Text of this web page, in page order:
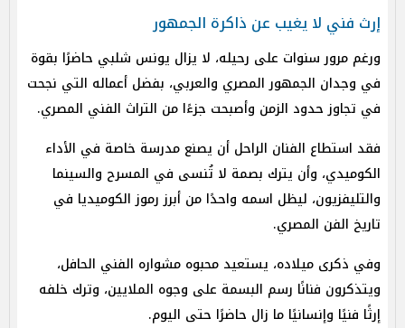
إرث فني لا يغيب عن ذاكرة الجمهور
ورغم مرور سنوات على رحيله، لا يزال يونس شلبي حاضرًا بقوة
في وجدان الجمهور المصري والعربي، بفضل أعماله التي نجحت
في تجاوز حدود الزمن وأصبحت جزءًا من التراث الفني المصري.
فقد استطاع الفنان الراحل أن يصنع مدرسة خاصة في الأداء
الكوميدي، وأن يترك بصمة لا تُنسى في المسرح والسينما
والتليفزيون، ليظل اسمه واحدًا من أبرز رموز الكوميديا في
تاريخ الفن المصري.
وفي ذكرى ميلاده، يستعيد محبوه مشواره الفني الحافل،
ويتذكرون فنانًا رسم البسمة على وجوه الملايين، وترك خلفه
إرثًا فنيًا وإنسانيًا ما زال حاضرًا حتى اليوم.